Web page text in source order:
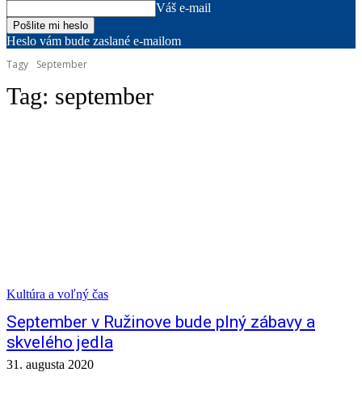
Váš e-mail
Heslo vám bude zaslané e-mailom
Tagy
September
Tag: september
Kultúra a voľný čas
September v Ružinove bude plný zábavy a
skvelého jedla
31. augusta 2020